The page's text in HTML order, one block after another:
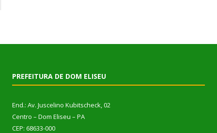
PREFEITURA DE DOM ELISEU
End.: Av. Juscelino Kubitscheck, 02
Centro – Dom Eliseu – PA
CEP: 68633-000